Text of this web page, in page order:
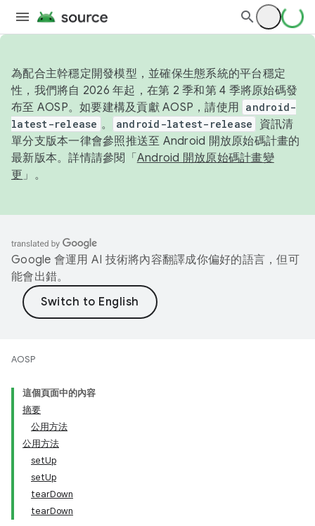
為配合主幹穩定開發模型，並確保生態系統的平台穩定
性，我們將自 2026 年起，在第 2 季和第 4 季將原始碼發
布至 AOSP。如要建構及貢獻 AOSP，請使用 android-
latest-release 。 android-latest-release
資訊清
單分支版本一律會參照推送至 Android 開放原始碼計畫的
最新版本。詳情請參閱「 Android 開放原始碼計畫變
更 」。
Google 會運用 AI 技術將內容翻譯成你偏好的語言，但可
能會出錯。
AOSP
這個頁面中的內容
摘要
公用方法
公用方法
setUp
setUp
tearDown
tearDown